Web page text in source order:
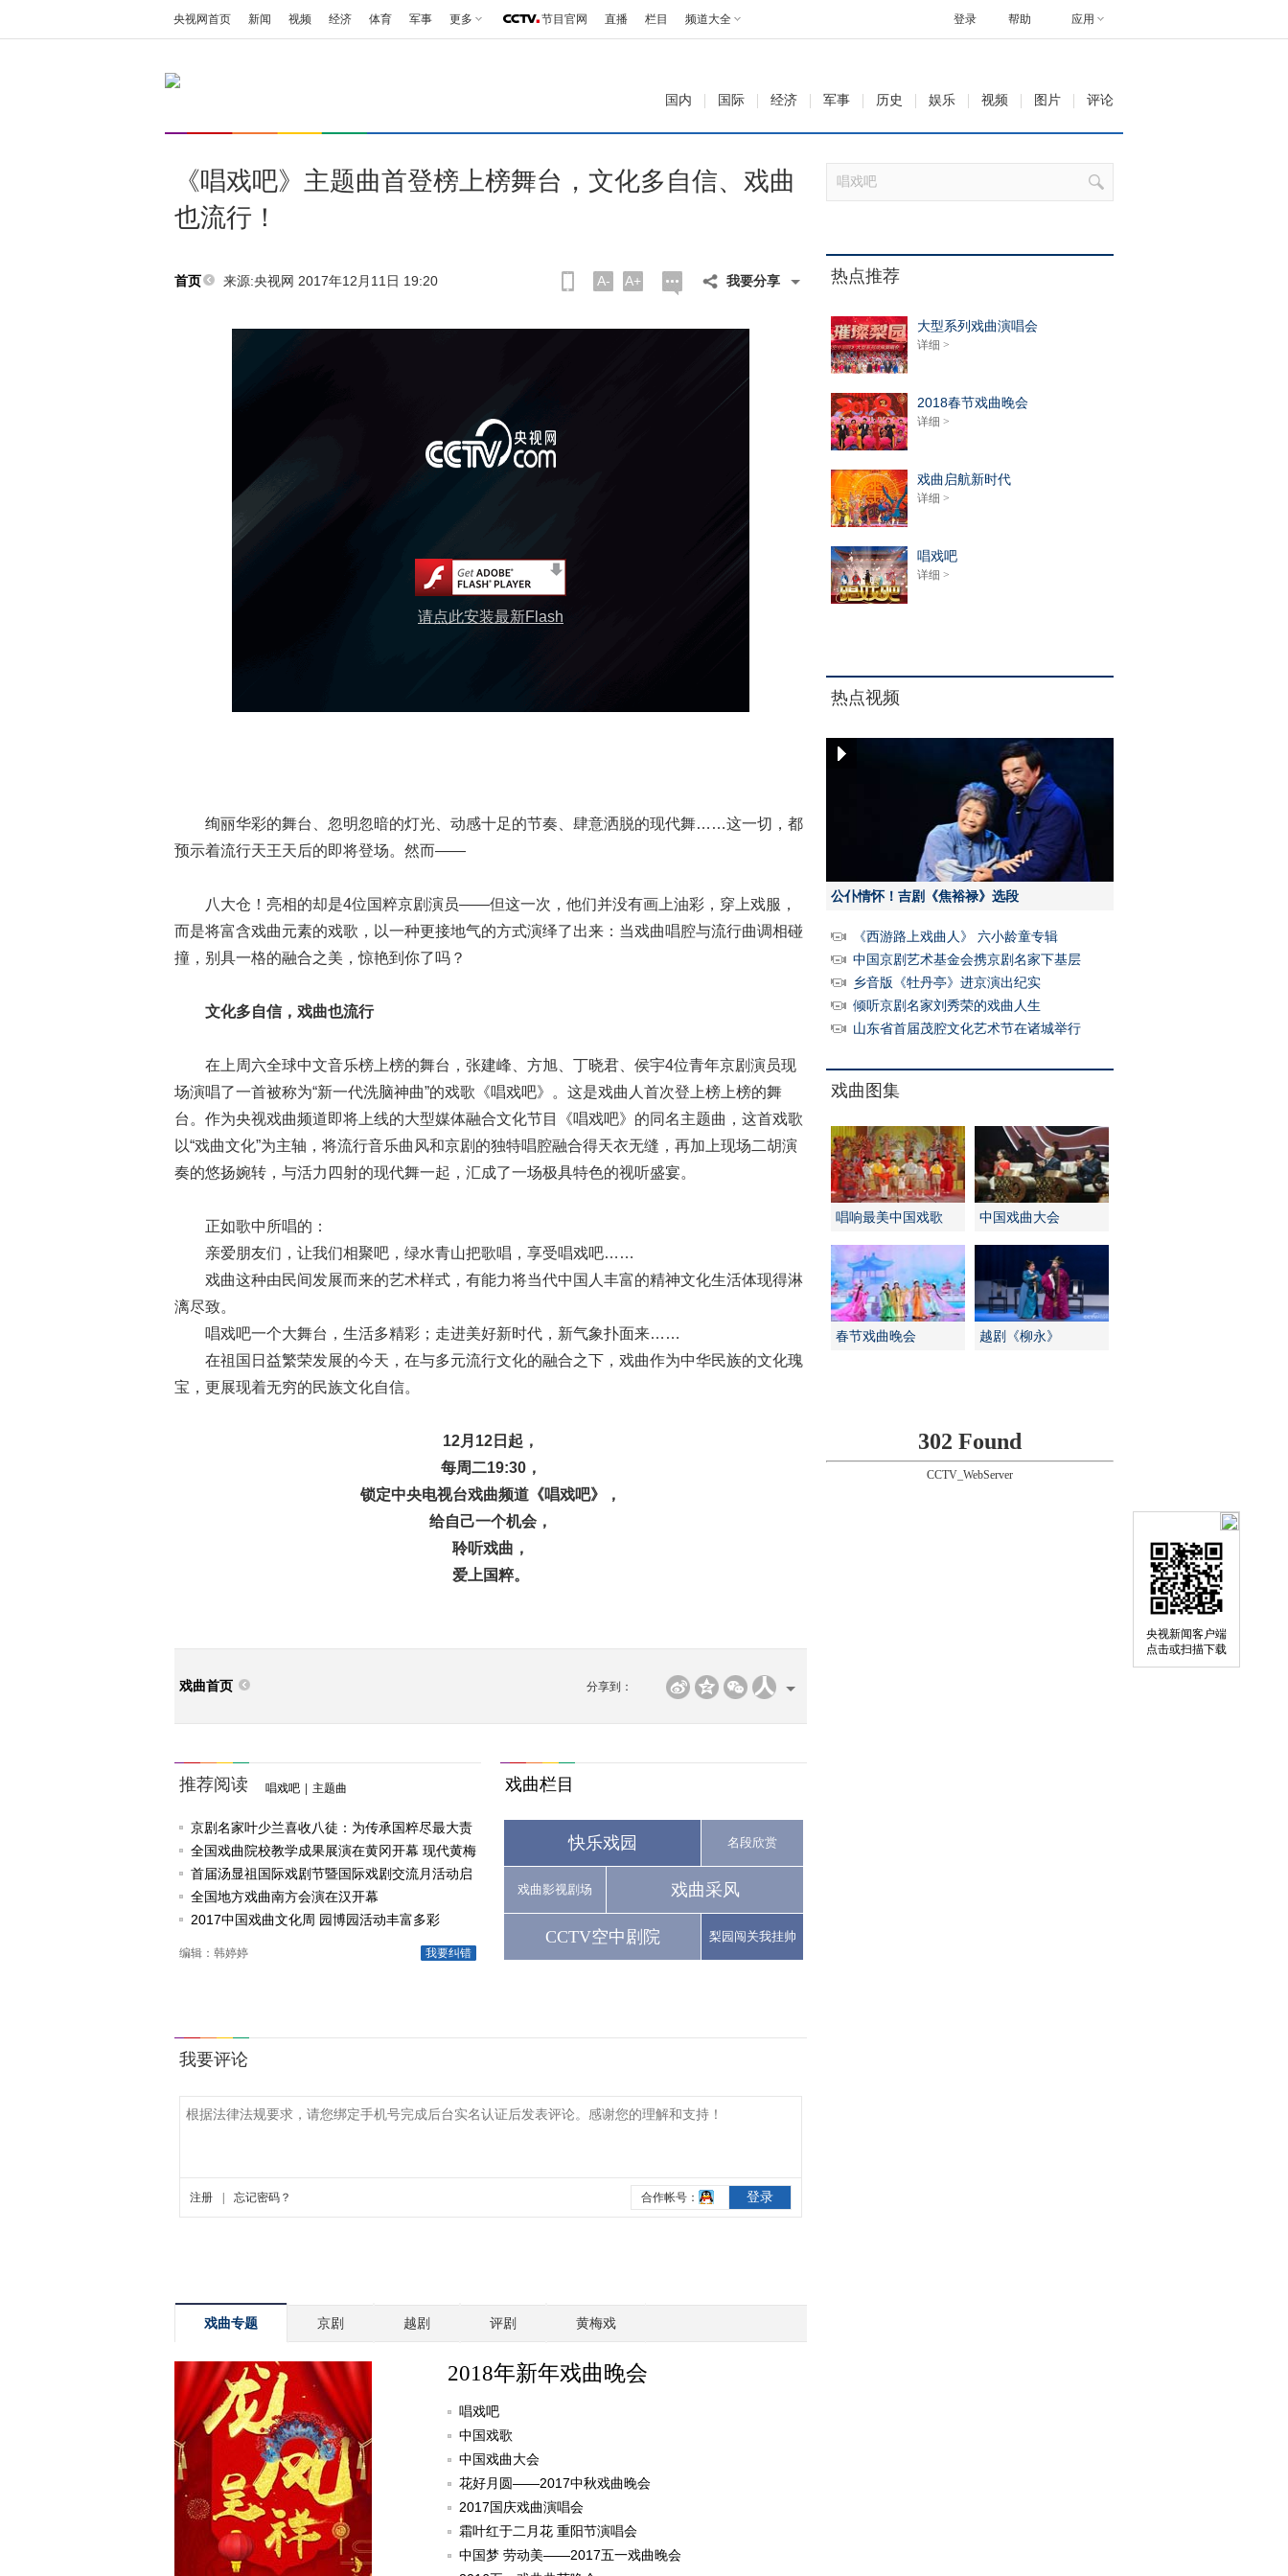
央视新闻客户端
点击或扫描下载
央视网首页 新闻 视频 经济 体育 军事 更多 节目官网 直播 栏目 频道大全 帮助 应用
登录
国内 国际 经济 军事 历史 娱乐 视频 图片 评论
《唱戏吧》主题曲首登榜上榜舞台，文化多自信、戏曲
也流行！
首页 来源:央视网 2017年12月11日 19:20 A- A+ 我要分享
请点此安装最新Flash
绚丽华彩的舞台、忽明忽暗的灯光、动感十足的节奏、肆意洒脱的现代舞……这一切，都
预示着流行天王天后的即将登场。然而——
八大仓！亮相的却是4位国粹京剧演员——但这一次，他们并没有画上油彩，穿上戏服，
而是将富含戏曲元素的戏歌，以一种更接地气的方式演绎了出来：当戏曲唱腔与流行曲调相碰
撞，别具一格的融合之美，惊艳到你了吗？
文化多自信，戏曲也流行
在上周六全球中文音乐榜上榜的舞台，张建峰、方旭、丁晓君、侯宇4位青年京剧演员现
场演唱了一首被称为“新一代洗脑神曲”的戏歌《唱戏吧》。这是戏曲人首次登上榜上榜的舞
台。作为央视戏曲频道即将上线的大型媒体融合文化节目《唱戏吧》的同名主题曲，这首戏歌
以“戏曲文化”为主轴，将流行音乐曲风和京剧的独特唱腔融合得天衣无缝，再加上现场二胡演
奏的悠扬婉转，与活力四射的现代舞一起，汇成了一场极具特色的视听盛宴。
正如歌中所唱的：
亲爱朋友们，让我们相聚吧，绿水青山把歌唱，享受唱戏吧……
戏曲这种由民间发展而来的艺术样式，有能力将当代中国人丰富的精神文化生活体现得淋
漓尽致。
唱戏吧一个大舞台，生活多精彩；走进美好新时代，新气象扑面来……
在祖国日益繁荣发展的今天，在与多元流行文化的融合之下，戏曲作为中华民族的文化瑰
宝，更展现着无穷的民族文化自信。
12月12日起，
每周二19:30，
锁定中央电视台戏曲频道《唱戏吧》，
给自己一个机会，
聆听戏曲，
爱上国粹。
戏曲首页 分享到：
推荐阅读 唱戏吧 主题曲
京剧名家叶少兰喜收八徒：为传承国粹尽最大责
任
全国戏曲院校教学成果展演在黄冈开幕 现代黄梅
戏《槐花谣》倾情..
首届汤显祖国际戏剧节暨国际戏剧交流月活动启
动
全国地方戏曲南方会演在汉开幕
2017中国戏曲文化周 园博园活动丰富多彩
我要纠错
编辑：韩婷婷
戏曲栏目
快乐戏园 名段欣赏
戏曲影视剧场 戏曲采风
CCTV空中剧院 梨园闯关我挂帅
戏曲专题 京剧 越剧 评剧 黄梅戏
2018年新年戏曲晚会
唱戏吧
中国戏歌
中国戏曲大会
花好月圆——2017中秋戏曲晚会
2017国庆戏曲演唱会
霜叶红于二月花 重阳节演唱会
中国梦 劳动美——2017五一戏曲晚会
热点推荐
大型系列戏曲演唱会
详细 >
2018春节戏曲晚会
详细 >
戏曲启航新时代
详细 >
唱戏吧
详细 >
热点视频
公仆情怀！吉剧《焦裕禄》选段
《西游路上戏曲人》 六小龄童专辑
中国京剧艺术基金会携京剧名家下基层
乡音版《牡丹亭》进京演出纪实
倾听京剧名家刘秀荣的戏曲人生
山东省首届茂腔文化艺术节在诸城举行
戏曲图集
唱响最美中国戏歌 中国戏曲大会
春节戏曲晚会 越剧《柳永》
302 Found
CCTV_WebServer